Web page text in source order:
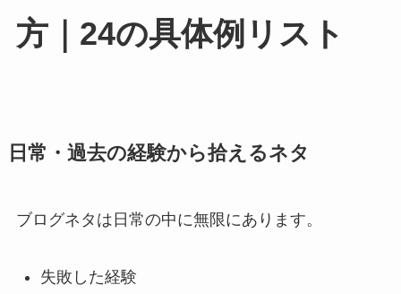
方｜24の具体例リスト
日常・過去の経験から拾えるネタ
ブログネタは日常の中に無限にあります。
失敗した経験